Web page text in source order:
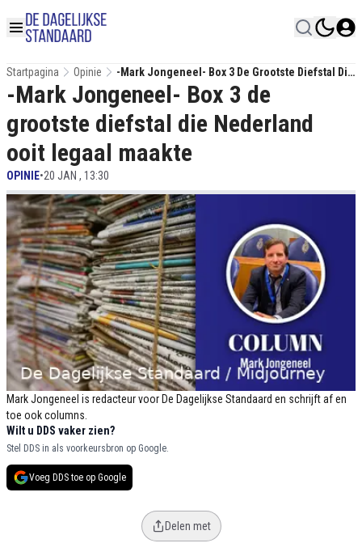
Startpagina Opinie
-Mark Jongeneel- Box 3 De Grootste Diefstal Die
Nederland Ooit Legaal Maakte
Mark Jongeneel is redacteur voor De Dagelijkse Standaard en schrijft af en
toe ook columns.
-Mark Jongeneel- Box 3 de
grootste diefstal die Nederland
ooit legaal maakte
OPINIE•20 JAN , 13:30
Wilt u DDS vaker zien?
Stel DDS in als voorkeursbron op Google.
Voeg DDS toe op Google
Delen met